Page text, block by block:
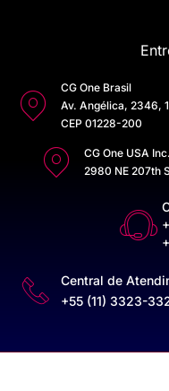
CG One Brasil
Av. Angélica, 2346,
CEP 01228-200
CG One USA Inc.
2980 NE 207th
Central de
+55 (11) 3323-